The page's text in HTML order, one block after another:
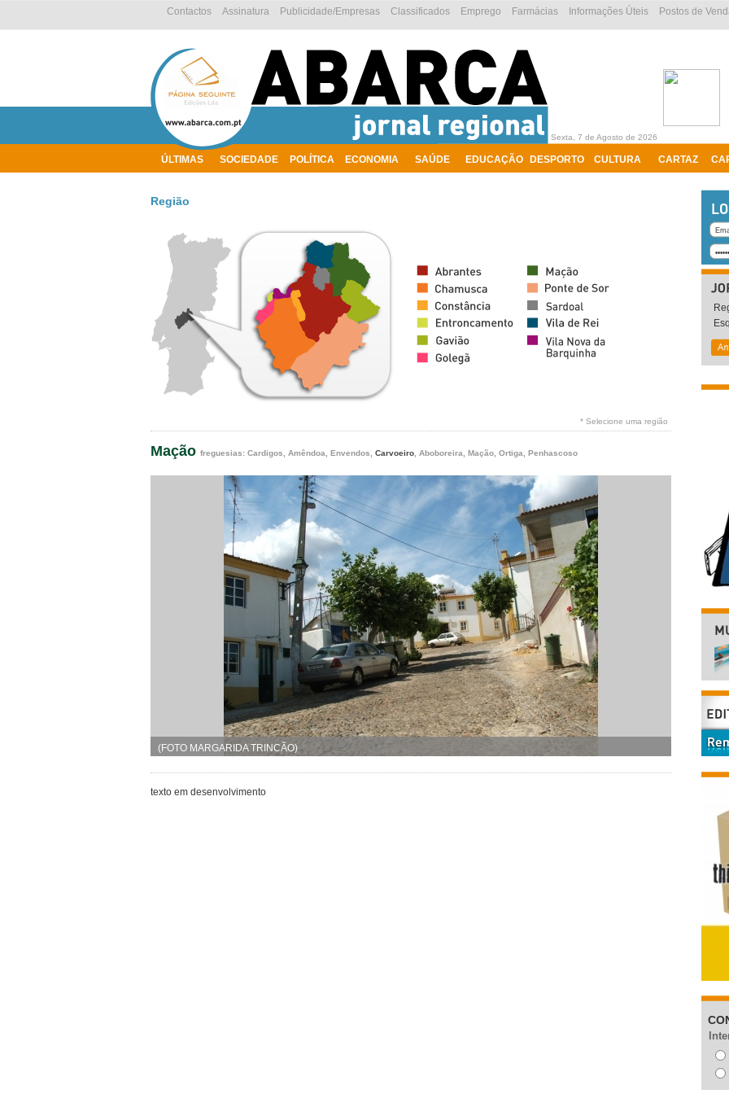
ÚLTIMAS SOCIEDADE POLÍTICA ECONOMIA SAÚDE EDUCAÇÃO DESPORTO CULTURA CARTAZ
Postos de
Informações Úteis
Farmácias
Emprego
Classificados
Publicidade/Empresas
Assinatura
Contactos
Sexta, 7 de Agosto de 2026
Região
* Selecione uma região
Mação freguesias: Cardigos Amêndoa Envendos Carvoeiro Aboboreira Mação Ortiga Penhascoso
(FOTO MARGARIDA TRINCÃO)
texto em desenvolvimento